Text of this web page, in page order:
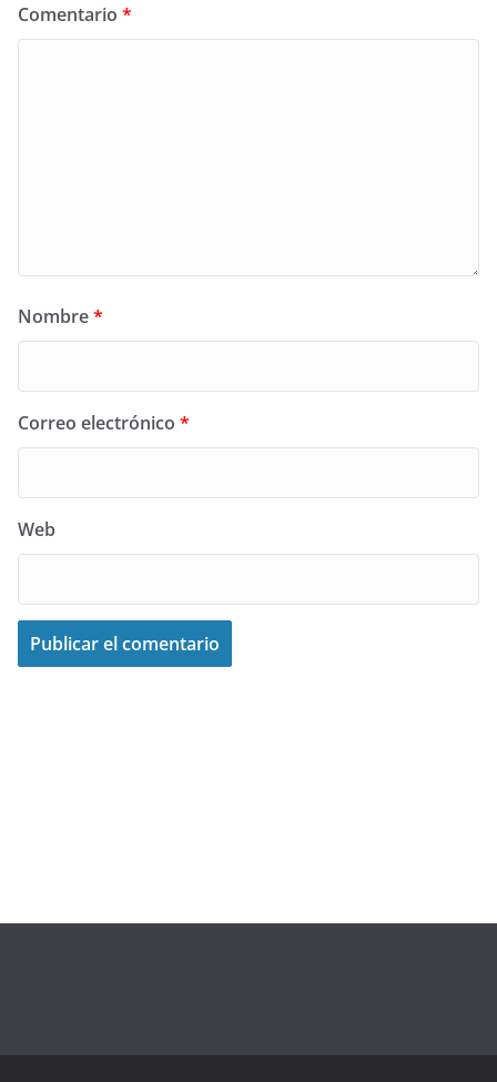
Comentario *
Nombre*
Correo electrónico *
Web